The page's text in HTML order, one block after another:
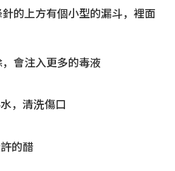
的上方有個小型的漏斗，裡面
會注入更多的毒液
，清洗傷口
的醋